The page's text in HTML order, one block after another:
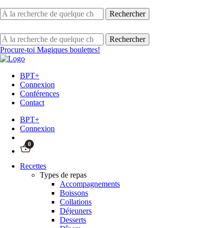
Procure-toi Magiques boulettes!
BPT+
Connexion
Conférences
Contact
BPT+
Connexion
0
Recettes
Types de repas
Accompagnements
Boissons
Collations
Déjeuners
Desserts